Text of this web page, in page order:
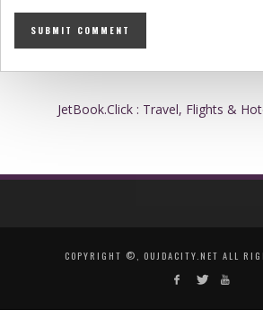
JetBook.Click : Travel, Flights &
COPYRIGHT ©, OUJDACITY.NET ALL